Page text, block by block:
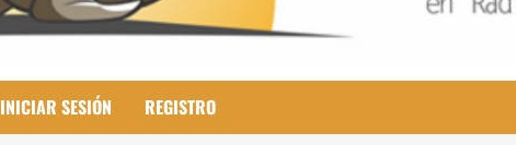
INICIAR SESIÓN REGISTRO